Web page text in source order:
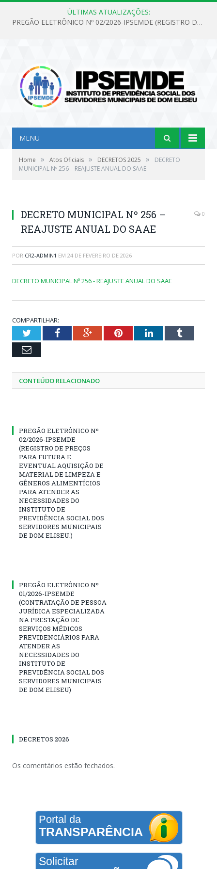
ÚLTIMAS ATUALIZAÇÕES:
PREGÃO ELETRÔNICO Nº 02/2026-IPSEMDE (REGISTRO DE PREÇOS PARA FUTURA E EVENTUAL AQUISIÇÃO DE MATERIAL DE LIMPEZA E GÊNEROS ALIMENTÍCIOS PARA ATENDER AS NECESSIDADES DO INSTITUTO DE PREVIDÊNCIA SOCIAL DOS SERVIDORES MUNICIPAIS DE DOM ELISEU.)
MENU
Home » Atos Oficiais » DECRETOS 2025 »
DECRETO
MUNICIPAL Nº 256 – REAJUSTE ANUAL DO SAAE
DECRETO MUNICIPAL Nº 256 –
REAJUSTE ANUAL DO SAAE
0
POR CR2-ADMIN1 EM 24 DE FEVEREIRO DE 2026
DECRETO MUNICIPAL Nº 256 - REAJUSTE ANUAL DO SAAE
COMPARTILHAR:
TwitterFacebookGoogle+PinterestLinkedInTumblr
Email
CONTEÚDO RELACIONADO
PREGÃO ELETRÔNICO Nº
02/2026-IPSEMDE
(REGISTRO DE PREÇOS
PARA FUTURA E
EVENTUAL AQUISIÇÃO DE
MATERIAL DE LIMPEZA E
GÊNEROS ALIMENTÍCIOS
PARA ATENDER AS
NECESSIDADES DO
INSTITUTO DE
PREVIDÊNCIA SOCIAL DOS
SERVIDORES MUNICIPAIS
DE DOM ELISEU.)
PREGÃO ELETRÔNICO Nº
01/2026-IPSEMDE
(CONTRATAÇÃO DE PESSOA
JURÍDICA ESPECIALIZADA
NA PRESTAÇÃO DE
SERVIÇOS MÉDICOS
PREVIDENCIÁRIOS PARA
ATENDER AS
NECESSIDADES DO
INSTITUTO DE
PREVIDÊNCIA SOCIAL DOS
SERVIDORES MUNICIPAIS
DE DOM ELISEU)
DECRETOS 2026
Os comentários estão fechados.
Portal da
TRANSPARÊNCIA
Solicitar